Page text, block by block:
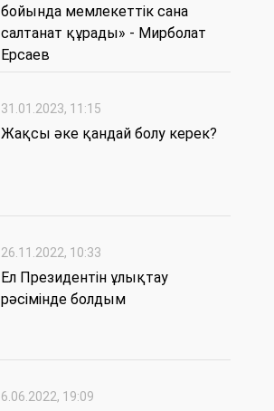
бойында мемлекеттік сана
салтанат құрады» - Мирболат
Ерсаев
31.01.2023, 11:15
Жақсы әке қандай болу керек?
26.11.2022, 10:33
Ел Президентін ұлықтау
рәсімінде болдым
6.06.2022, 19:09